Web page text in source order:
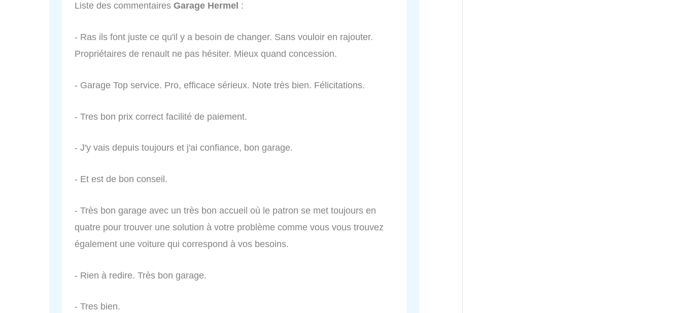
Liste des commentaires Garage Hermel :
- Ras ils font juste ce qu'il y a besoin de changer. Sans vouloir en rajouter.
Propriétaires de renault ne pas hésiter. Mieux quand concession.
- Garage Top service. Pro, efficace sérieux. Note très bien. Félicitations.
- Tres bon prix correct facilité de paiement.
- J'y vais depuis toujours et j'ai confiance, bon garage.
- Et est de bon conseil.
- Très bon garage avec un très bon accueil où le patron se met toujours en
quatre pour trouver une solution à votre problème comme vous vous trouvez
également une voiture qui correspond à vos besoins.
- Rien à redire. Très bon garage.
- Tres bien.